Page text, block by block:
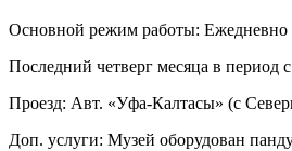
Основной режим работы: Ежедневно
Последний четверг месяца в период
Проезд: Авт. «Уфа-Калтасы» (с
Доп. услуги: Музей оборудован